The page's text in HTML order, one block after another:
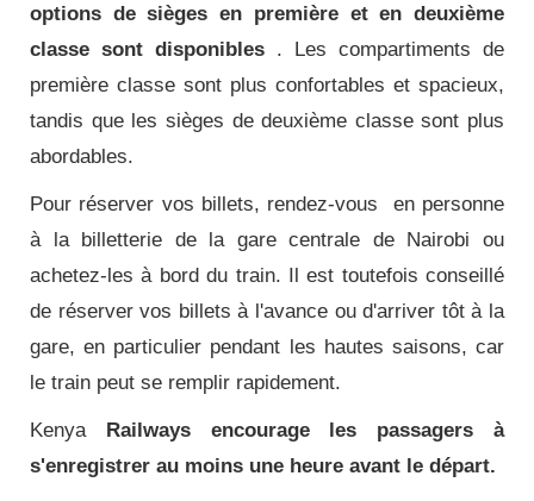
options de sièges en première et en deuxième
classe sont disponibles . Les compartiments de
première classe sont plus confortables et spacieux,
tandis que les sièges de deuxième classe sont plus
abordables.
Pour réserver vos billets, rendez-vous
en personne
à la billetterie de la gare centrale de Nairobi ou
achetez-les à bord du train. Il est toutefois conseillé
de réserver vos billets à l'avance ou d'arriver tôt à la
gare, en particulier pendant les hautes saisons, car
le train peut se remplir rapidement.
Kenya Railways encourage les passagers à
s'enregistrer au moins une heure avant le départ.